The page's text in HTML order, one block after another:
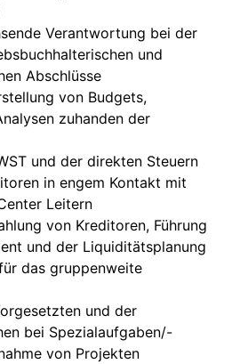
Verantwortung bei der
und
Abschlüsse
von Budgets,
zuhanden der
und der direkten Steuern
in engem Kontakt mit
Leitern
von Kreditoren, Führung
und der Liquiditätsplanung
das gruppenweite
und der
bei Spezialaufgaben/-
von Projekten